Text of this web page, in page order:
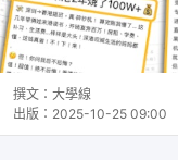
撰文： 大學線
出版： 2025-10-25 09:00